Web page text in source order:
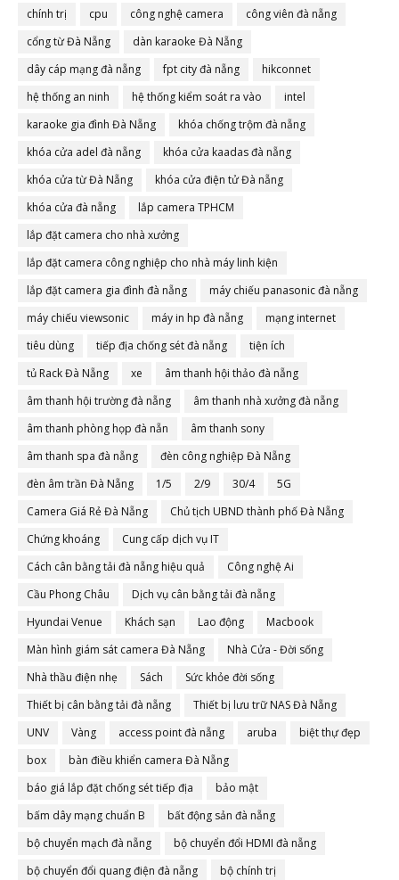
chính trị
cpu công nghệ camera
công viên đà nẵng
cổng từ Đà Nẵng
dàn karaoke Đà Nẵng
dây cáp mạng đà nẵng
fpt city đà nẵng
hikconnet
hệ thống an ninh
hệ thống kiểm soát ra vào
intel
karaoke gia đình Đà Nẵng
khóa chống trộm đà nẵng
khóa cửa adel đà nẵng
khóa cửa kaadas đà nẵng
khóa cửa từ Đà Nẵng
khóa cửa điện tử Đà nẵng
khóa cửa đà nẵng
lắp camera TPHCM
lắp đặt camera cho nhà xưởng
lắp đặt camera công nghiệp cho nhà máy linh kiện
lắp đặt camera gia đình đà nẵng
máy chiếu panasonic đà nẵng
máy chiếu viewsonic
máy in hp đà nẵng
mạng internet
tiêu dùng
tiếp địa chống sét đà nẵng
tiện ích
tủ Rack Đà Nẵng
xe
âm thanh hội thảo đà nẵng
âm thanh hội trường đà nẵng
âm thanh nhà xưởng đà nẵng
âm thanh phòng họp đà nẵn
âm thanh sony
âm thanh spa đà nẵng
đèn công nghiệp Đà Nẵng
đèn âm trần Đà Nẵng
1/5 2/9 30/4
5G
Camera Giá Rẻ Đà Nẵng
Chủ tịch UBND thành phố Đà Nẵng
Chứng khoáng
Cung cấp dịch vụ IT
Cách cân bằng tải đà nẵng hiệu quả
Công nghệ Ai
Cầu Phong Châu
Dịch vụ cân bằng tải đà nẵng
Hyundai Venue
Khách sạn Lao động
Macbook
Màn hình giám sát camera Đà Nẵng
Nhà Cửa - Đời sống
Nhà thầu điện nhẹ
Sách
Sức khỏe đời sống
Thiết bị cân bằng tải đà nẵng
Thiết bị lưu trữ NAS Đà Nẵng
UNV
Vàng access point đà nẵng aruba
biệt thự đẹp
box
bàn điều khiển camera Đà Nẵng
báo giá lắp đặt chống sét tiếp địa
bảo mật
bấm dây mạng chuẩn B
bất động sản đà nẵng
bộ chuyển mạch đà nẵng
bộ chuyển đổi HDMI đà nẵng
bộ chuyển đổi quang điện đà nẵng
bộ chính trị